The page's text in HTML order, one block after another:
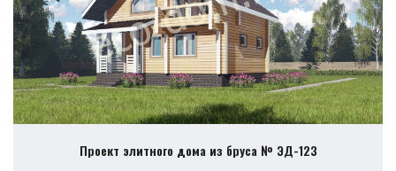
Проект элитного дома из бруса № ЭД-123